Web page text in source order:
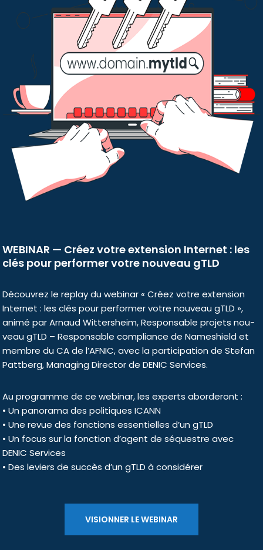
WEBINAR — Créez votre extension Internet : les
clés pour performer votre nouveau gTLD
Découvrez le replay du webi­nar « Créez votre exten­sion
Internet : les clés pour per­for­mer votre nou­veau gTLD »,
ani­mé par Arnaud Wittersheim, Responsable pro­jets nou­
veau gTLD – Responsable com­pliance de Nameshield et
membre du CA de l’AFNIC, avec la par­ti­ci­pa­tion de Stefan
Pattberg, Managing Director de DENIC Services.
Au pro­gramme de ce webi­nar, les experts abor­de­ront :
• Un pano­ra­ma des poli­tiques ICANN
• Une revue des fonc­tions essen­tielles d’un gTLD
• Un focus sur la fonc­tion d’agent de séquestre avec
DENIC Services
• Des leviers de suc­cès d’un gTLD à consi­dé­rer
VISIONNER LE WEBI­NAR